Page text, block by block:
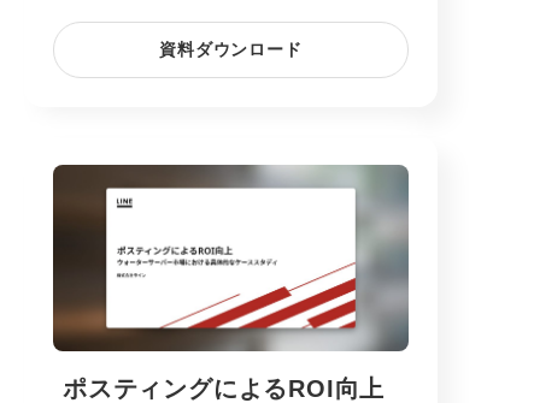
資料ダウンロード
ポスティングによるROI向上